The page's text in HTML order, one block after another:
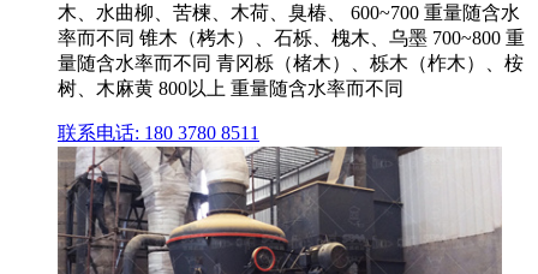
木、水曲柳、苦楝、木荷、臭椿、 600~700 重量随含水
率而不同 锥木（栲木）、石栎、槐木、乌墨 700~800 重
量随含水率而不同 青冈栎（楮木）、栎木（柞木）、桉
树、木麻黄 800以上 重量随含水率而不同
联系电话: 180 3780 8511